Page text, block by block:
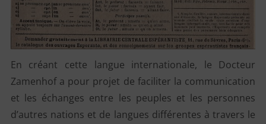
En créant cette langue internationale, le Docteur
Zamenhof a pour projet de faciliter la communication
et les échanges entre les peuples et les personnes
d’autres nations et de langues différentes à travers le